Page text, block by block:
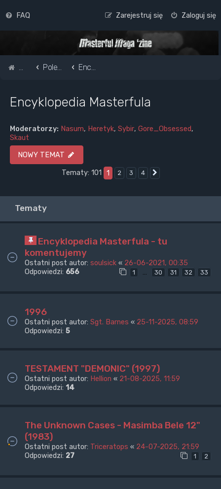
FAQ Zaloguj się
Zarejestruj się
Strona główna
Pole do popisu... Encyklopedia Masterfula
Encyklopedia Masterfula
Moderatorzy: Nasum, Heretyk, Sybir, Gore_Obsessed,
Skaut
NOWY TEMAT
Tematy: 101
1 2 3 4
Tematy
Encyklopedia Masterfula - tu
komentujemy
Ostatni post autor: soulsick « 26-06-2021, 00:35
Odpowiedzi: 656 1 … 30 31 32 33
1996
Ostatni post autor: Sgt. Barnes « 25-11-2025, 08:59
Odpowiedzi: 5
TESTAMENT "DEMONIC" (1997)
Ostatni post autor: Hellion « 21-08-2025, 11:59
Odpowiedzi: 14
The Unknown Cases - Masimba Bele 12"
(1983)
Ostatni post autor: Triceratops « 24-07-2025, 21:59
Odpowiedzi: 27 1 2